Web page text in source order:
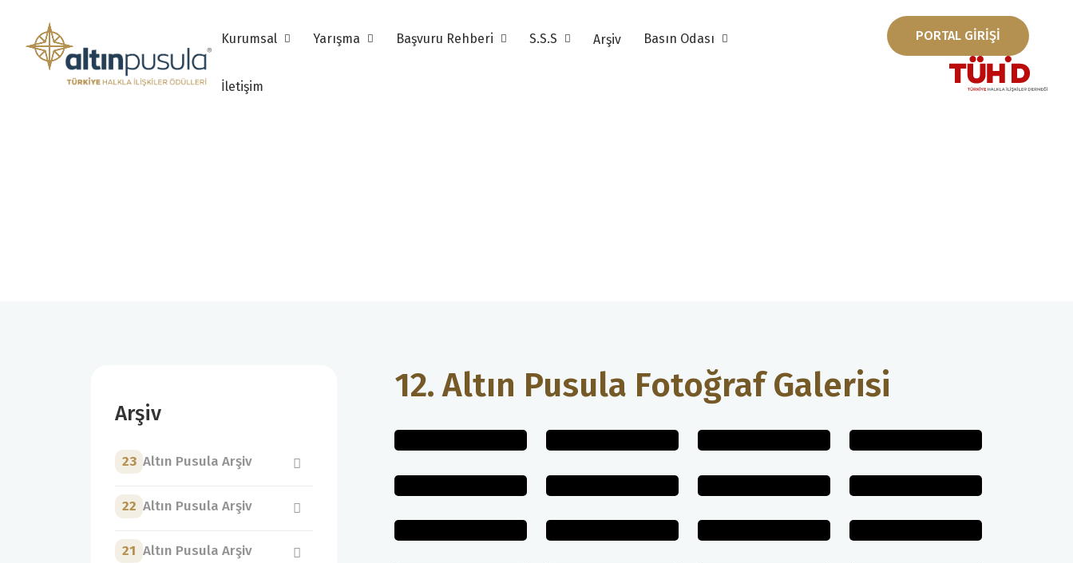
Kurumsal Yarışma Başvuru Rehberi S.S.S Arşiv Basın Odası
İletişim
PORTAL GİRİŞİ
12. Altın Pusula Fotoğraf Galerisi
Arşiv
23 Altın Pusula Arşiv
22 Altın Pusula Arşiv
21 Altın Pusula Arşiv